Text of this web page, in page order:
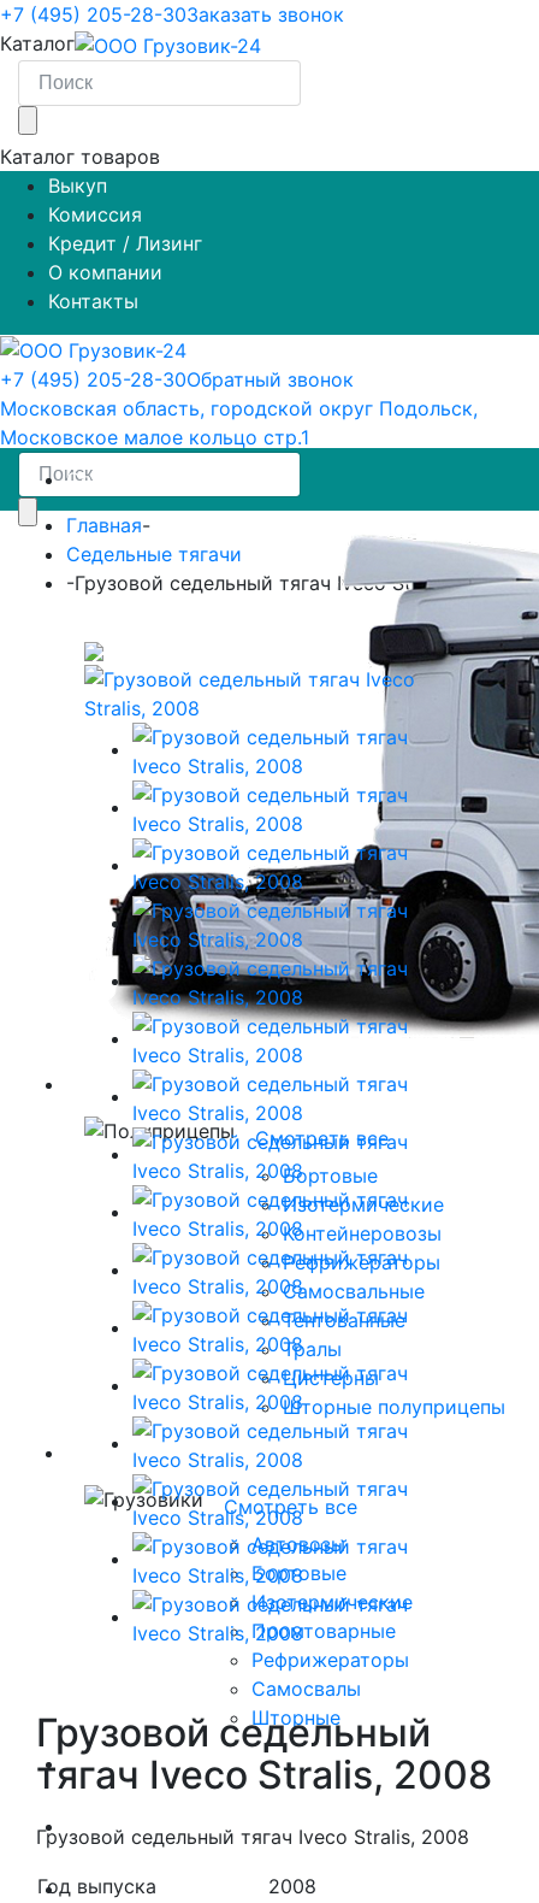
+7 (495) 205-28-30Заказать звонок
Каталог
Каталог товаров
Выкуп
Комиссия
Кредит / Лизинг
О компании
Контакты
+7 (495) 205-28-30Обратный звонок
Московская область, городской округ Подольск,
Московское малое кольцо стр.1
Седельные тягачи
Смотреть все
DAF
Ford
Foton
Freghtliner
Hyundai
Iveco
Kenwort
MAN
Mercedes-benz
Renault
Sitrak
Scania
Volvo
Камаз
МАЗ
Полуприцепы
Смотреть все
Бортовые
Изотермические
Контейнеровозы
Рефрижераторы
Самосвальные
Тентованные
Тралы
Цистерны
Шторные полуприцепы
Грузовики
Смотреть все
Автовозы
Бортовые
Изотермические
Промтоварные
Рефрижераторы
Самосвалы
Шторные
Коммерческие авто
Автобусы
Спецтехника
Главная-
Седельные тягачи
-Грузовой седельный тягач Iveco Stralis, 2008
Грузовой седельный
тягач Iveco Stralis, 2008
Грузовой седельный тягач Iveco Stralis, 2008
Год выпуска
2008